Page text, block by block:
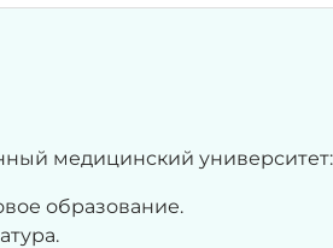
медицинский университет:
образование.